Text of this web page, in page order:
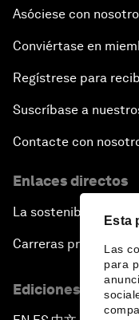
Esta
Las
para
Asóciese con
Conviértase en
Regístrese para
Suscríbase a
Contacte con
Enlaces directos
La sostenibilidad en
Carreras
Ediciones en